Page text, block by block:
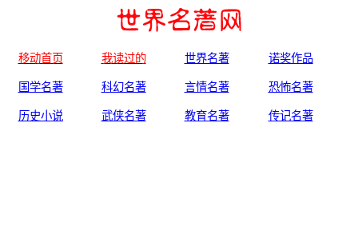
移动首页 我读过的 世界名著 诺奖作品
国学名著 科幻名著 言情名著 恐怖名著
历史小说 武侠名著 教育名著 传记名著